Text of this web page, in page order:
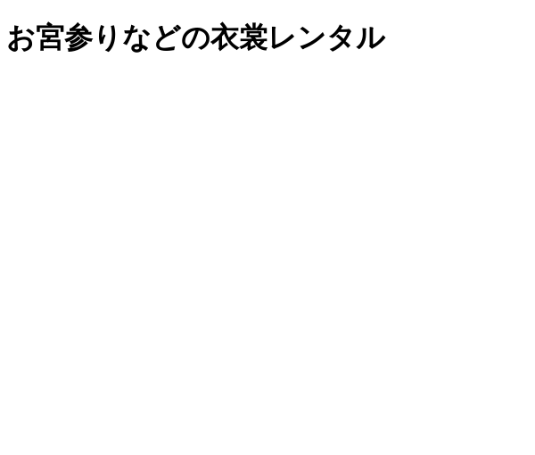
宮参りなどの衣裳レンタル